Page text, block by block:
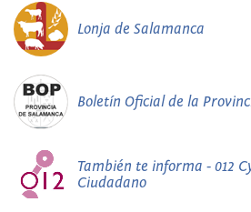
Lonja de Salamanca
Boletín Oficial de la
También te informa - 012
Ciudadano